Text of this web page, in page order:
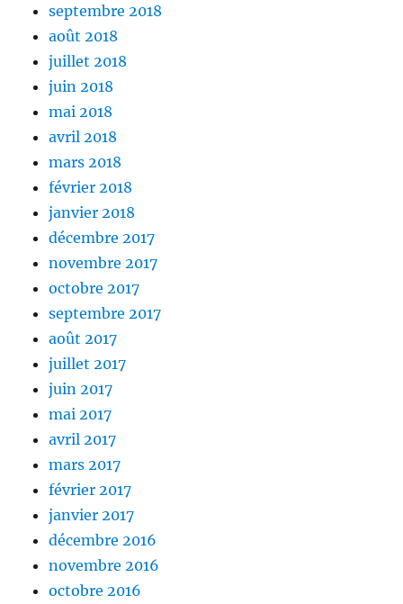
septembre 2018
août 2018
juillet 2018
juin 2018
mai 2018
avril 2018
mars 2018
février 2018
janvier 2018
décembre 2017
novembre 2017
octobre 2017
septembre 2017
août 2017
juillet 2017
juin 2017
mai 2017
avril 2017
mars 2017
février 2017
janvier 2017
décembre 2016
novembre 2016
octobre 2016